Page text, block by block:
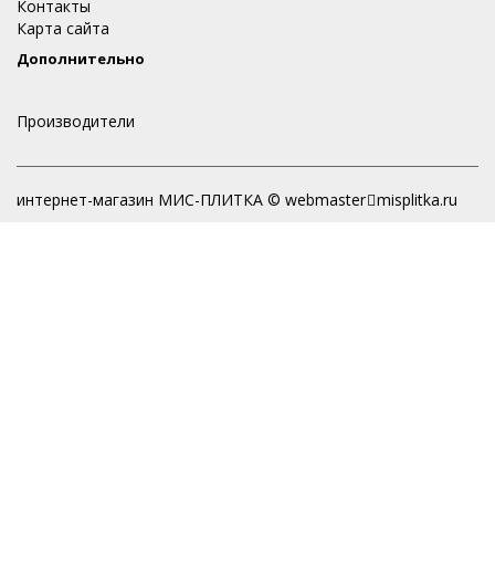
Контакты
Карта сайта
Дополнительно
Производители
интернет-магазин МИС-ПЛИТКА © webmaster misplitka.ru